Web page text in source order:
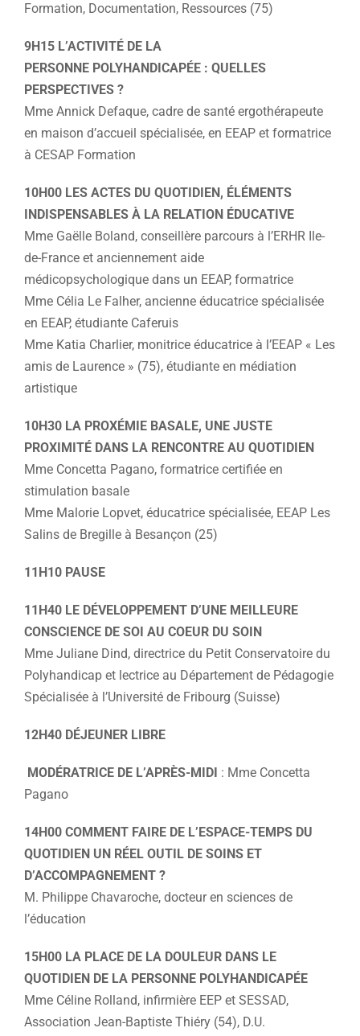
Formation, Documentation, Ressources (75)
9H15 L’ACTIVITÉ DE LA
PERSONNE POLYHANDICAPÉE : QUELLES
PERSPECTIVES ?
Mme Annick Defaque, cadre de santé ergothérapeute
en maison d’accueil spécialisée, en EEAP et formatrice
à CESAP Formation
10H00 LES ACTES DU QUOTIDIEN, ÉLÉMENTS
INDISPENSABLES À LA RELATION ÉDUCATIVE
Mme Gaëlle Boland, conseillère parcours à l’ERHR Ile-
de-France et anciennement aide
médicopsychologique dans un EEAP, formatrice
Mme Célia Le Falher, ancienne éducatrice spécialisée
en EEAP, étudiante Caferuis
Mme Katia Charlier, monitrice éducatrice à l’EEAP « Les
amis de Laurence » (75), étudiante en médiation
artistique
10H30 LA PROXÉMIE BASALE, UNE JUSTE
PROXIMITÉ DANS LA RENCONTRE AU QUOTIDIEN
Mme Concetta Pagano, formatrice certifiée en
stimulation basale
Mme Malorie Lopvet, éducatrice spécialisée, EEAP Les
Salins de Bregille à Besançon (25)
11H10 PAUSE
11H40 LE DÉVELOPPEMENT D’UNE MEILLEURE
CONSCIENCE DE SOI AU COEUR DU SOIN
Mme Juliane Dind, directrice du Petit Conservatoire du
Polyhandicap et lectrice au Département de Pédagogie
Spécialisée à l’Université de Fribourg (Suisse)
12H40 DÉJEUNER LIBRE
MODÉRATRICE DE L’APRÈS-MIDI : Mme Concetta
Pagano
14H00 COMMENT FAIRE DE L’ESPACE-TEMPS DU
QUOTIDIEN UN RÉEL OUTIL DE SOINS ET
D’ACCOMPAGNEMENT ?
M. Philippe Chavaroche, docteur en sciences de
l’éducation
15H00 LA PLACE DE LA DOULEUR DANS LE
QUOTIDIEN DE LA PERSONNE POLYHANDICAPÉE
Mme Céline Rolland, infirmière EEP et SESSAD,
Association Jean-Baptiste Thiéry (54), D.U.